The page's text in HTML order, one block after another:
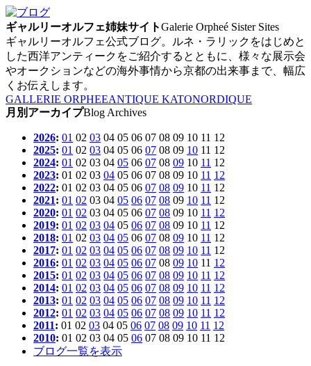
ギャルリーオルフェ姉妹サイトGalerie Orpheé Sister Sites
ギャルリーオルフェ公式ブログ。ルネ・ラリックをはじめと
した西洋アンティークをご紹介するとともに、様々な展示会
やオークションなどの海外事情から京都の出来事まで、幅広
くお伝えします。
GALLERIE ORPHEEANTIQUE KATONORDIQUE
月別アーカイプBlog Archives
2026: 01 02 03 04 05 06 07 08 09 10 11 12
2025: 01 02 03 04 05 06 07 08 09 10 11 12
2024: 01 02 03 04 05 06 07 08 09 10 11 12
2023: 01 02 03 04 05 06 07 08 09 10 11 12
2022: 01 02 03 04 05 06 07 08 09 10 11 12
2021: 01 02 03 04 05 06 07 08 09 10 11 12
2020: 01 02 03 04 05 06 07 08 09 10 11 12
2019: 01 02 03 04 05 06 07 08 09 10 11 12
2018: 01 02 03 04 05 06 07 08 09 10 11 12
2017: 01 02 03 04 05 06 07 08 09 10 11 12
2016: 01 02 03 04 05 06 07 08 09 10 11 12
2015: 01 02 03 04 05 06 07 08 09 10 11 12
2014: 01 02 03 04 05 06 07 08 09 10 11 12
2013: 01 02 03 04 05 06 07 08 09 10 11 12
2012: 01 02 03 04 05 06 07 08 09 10 11 12
2011: 01 02 03 04 05 06 07 08 09 10 11 12
2010: 01 02 03 04 05 06 07 08 09 10 11 12
ブログ一覧を表示